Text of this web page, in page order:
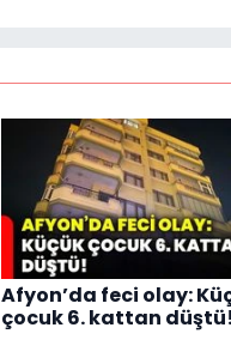
Afyon’da feci olay:
çocuk 6. kattan düştü!